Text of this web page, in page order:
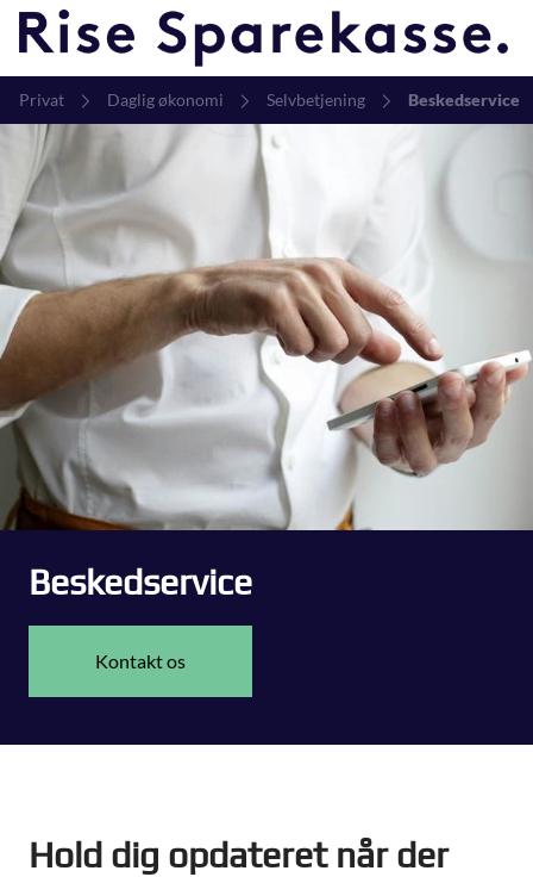
Privat Daglig økonomi Selvbetjening Beskedservice
Beskedservice
Kontakt os
Hold dig opdateret når der